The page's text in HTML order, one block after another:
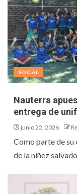
SOCIAL
Nauterra
entrega de
junio 22, 2026
Como parte de
de la niñez